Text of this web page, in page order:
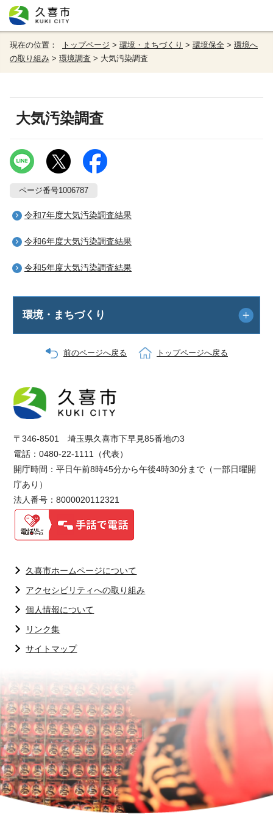
現在の位置： トップページ > 環境・まちづくり > 環境保全 > 環境へ
の取り組み > 環境調査 > 大気汚染調査
大気汚染調査
ページ番号1006787
令和7年度大気汚染調査結果
令和6年度大気汚染調査結果
令和5年度大気汚染調査結果
環境・まちづくり
前のページへ戻る トップページへ戻る
〒346-8501 埼玉県久喜市下早見85番地の3
電話：0480-22-1111（代表）
開庁時間：平日午前8時45分から午後4時30分まで（一部日曜開
庁あり）
法人番号：8000020112321
久喜市ホームページについて
アクセシビリティへの取り組み
個人情報について
リンク集
サイトマップ